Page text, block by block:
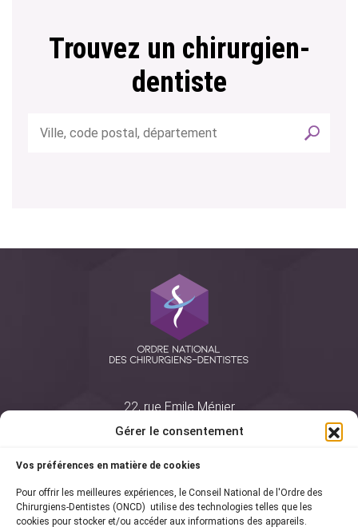
Gérer le consentement
Vos préférences en matière de cookies
Pour offrir les meilleures expériences, le Conseil National de l'Ordre des
Chirurgiens-Dentistes (ONCD) utilise des technologies telles que les
cookies pour stocker et/ou accéder aux informations des appareils.
Trouvez un chirurgien-
dentiste
22, rue Emile Ménier
75761 Paris Cedex 16
01 44 34 78 80
courrier@oncd.org